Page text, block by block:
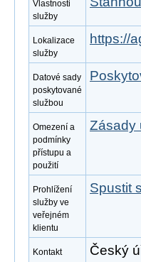
Vlastnosti
služby
Lokalizace
služby
https://
Datové sady
poskytované
službou
Omezení a
podmínky
přístupu a
použití
Zásady
Prohlížení
služby ve
veřejném
klientu
Spustit
Kontakt
Český